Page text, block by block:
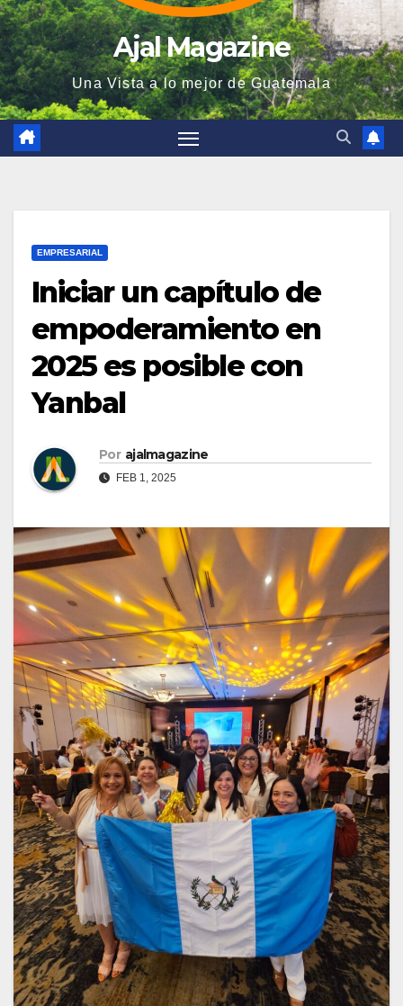
Ajal Magazine
Una Vista a lo mejor de Guatemala
EMPRESARIAL
Iniciar un capítulo de
empoderamiento en
2025 es posible con
Yanbal
Por ajalmagazine
FEB 1, 2025